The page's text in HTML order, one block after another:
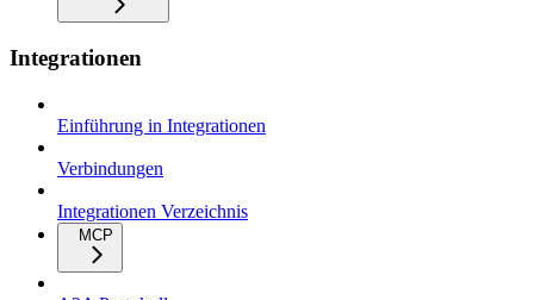
Integrationen
Einführung in Integrationen
Verbindungen
Integrationen Verzeichnis
MCP